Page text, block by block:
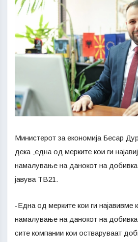
Министерот за економија Бесар
дека „една од мерките кои ги
намалување на данокот на
јавува ТВ21.
-Една од мерките кои ги најавивме
намалување на данокот на
сите компании кои остваруваат